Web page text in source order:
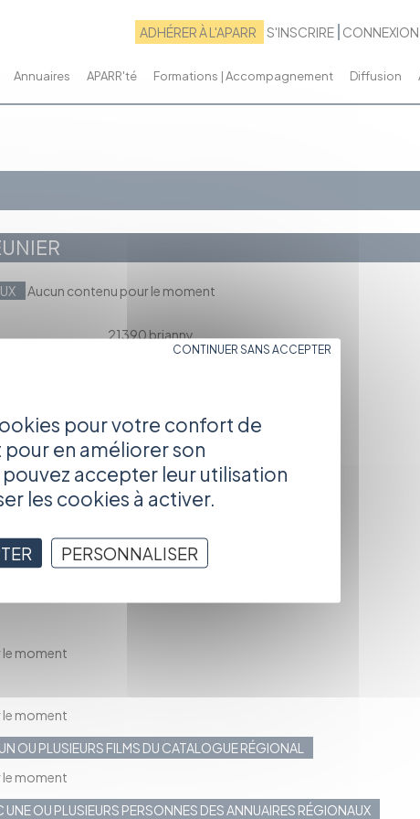
ADHÉRER À L'APARR S'INSCRIRE CONNEXION
Annuaires APARR'té Formations | Accompagnement Diffusion
Aucun contenu pour le moment
21390 brianny
Régime social : Étudiant
moment
moment
OU PLUSIEURS FILMS DU CATALOGUE RÉGIONAL
moment
UNE OU PLUSIEURS PERSONNES DES ANNUAIRES RÉGIONAUX
pour votre confort de
en améliorer son
accepter leur utilisation
les cookies à activer.
CONTINUER SANS ACCEPTER
PERSONNALISER